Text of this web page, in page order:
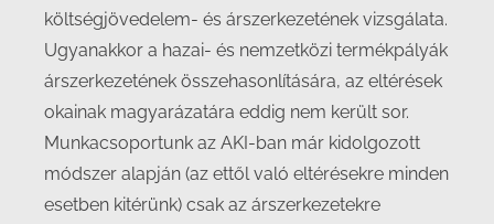
költségjövedelem- és árszerkezetének vizsgálata.
Ugyanakkor a hazai- és nemzetközi termékpályák
árszerkezetének összehasonlítására, az eltérések
okainak magyarázatára eddig nem került sor.
Munkacsoportunk az AKI-ban már kidolgozott
módszer alapján (az ettől való eltérésekre minden
esetben kitérünk) csak az árszerkezetekre